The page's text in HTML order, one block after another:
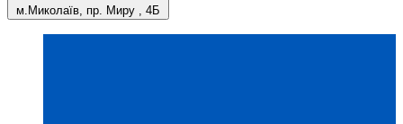
м.Миколаїв, пр. Миру , 4Б